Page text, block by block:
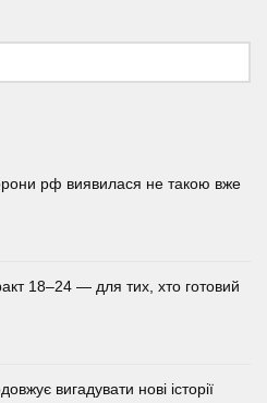
рф виявилася не такою вже
18–24 — для тих, хто готовий
вигадувати нові історії